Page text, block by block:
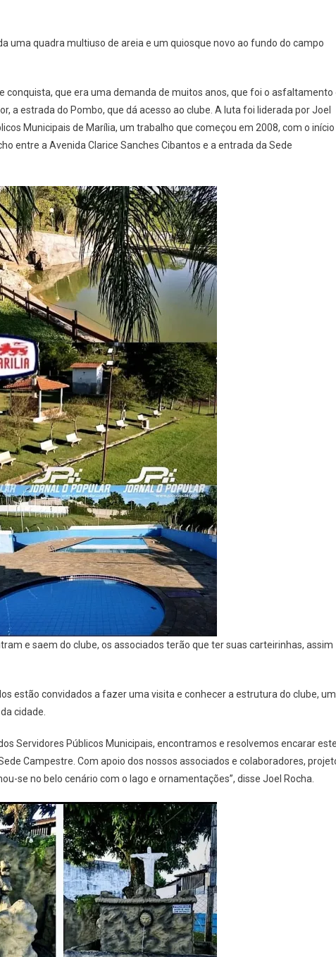
uma quadra multiuso de areia e um quiosque novo ao fundo do campo
conquista, que era uma demanda de muitos anos, que foi o asfaltamento
a estrada do Pombo, que dá acesso ao clube. A luta foi liderada por Joel
Municipais de Marília, um trabalho que começou em 2008, com o início
entre a Avenida Clarice Sanches Cibantos e a entrada da Sede
e saem do clube, os associados terão que ter suas carteirinhas, assim
estão convidados a fazer uma visita e conhecer a estrutura do clube, um
cidade.
Servidores Públicos Municipais, encontramos e resolvemos encarar
Campestre. Com apoio dos nossos associados e colaboradores,
se no belo cenário com o lago e ornamentações”, disse Joel Rocha.